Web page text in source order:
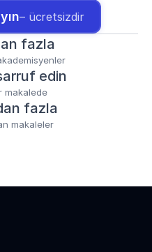
– ücretsizdir
fazla
edin
makalede
fazla
makaleler